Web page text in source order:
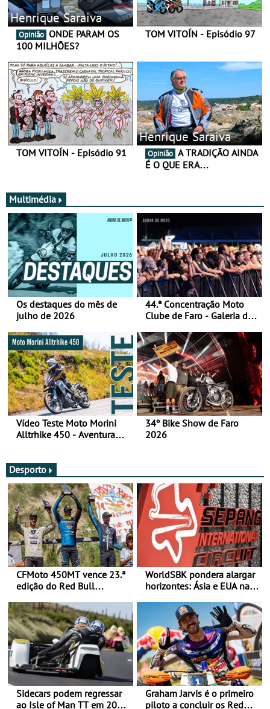
Henrique Saraiva
Opinião
100 MILHÕES?
TOM VITOÍN - Episódio 97
TOM VITOÍN - Episódio 91
Henrique Saraiva
Opinião
É O QUE ERA…
Multimédia
Os destaques do mês de
julho de 2026
44.ª Concentração Moto
Clube de Faro - Galeria de
Vídeo Teste Moto Morini
Alltrhike 450 - Aventura
34º Bike Show de Faro
2026
Desporto
CFMoto 450MT vence 23.ª
edição do Red Bull
Categorias Adventure -
Vitória na Ultimate, Core e
Lite
WorldSBK pondera alargar
horizontes: Ásia e EUA na
Sidecars podem regressar
ao Isle of Man TT em 2027
Graham Jarvis é o primeiro
piloto a concluir os Red